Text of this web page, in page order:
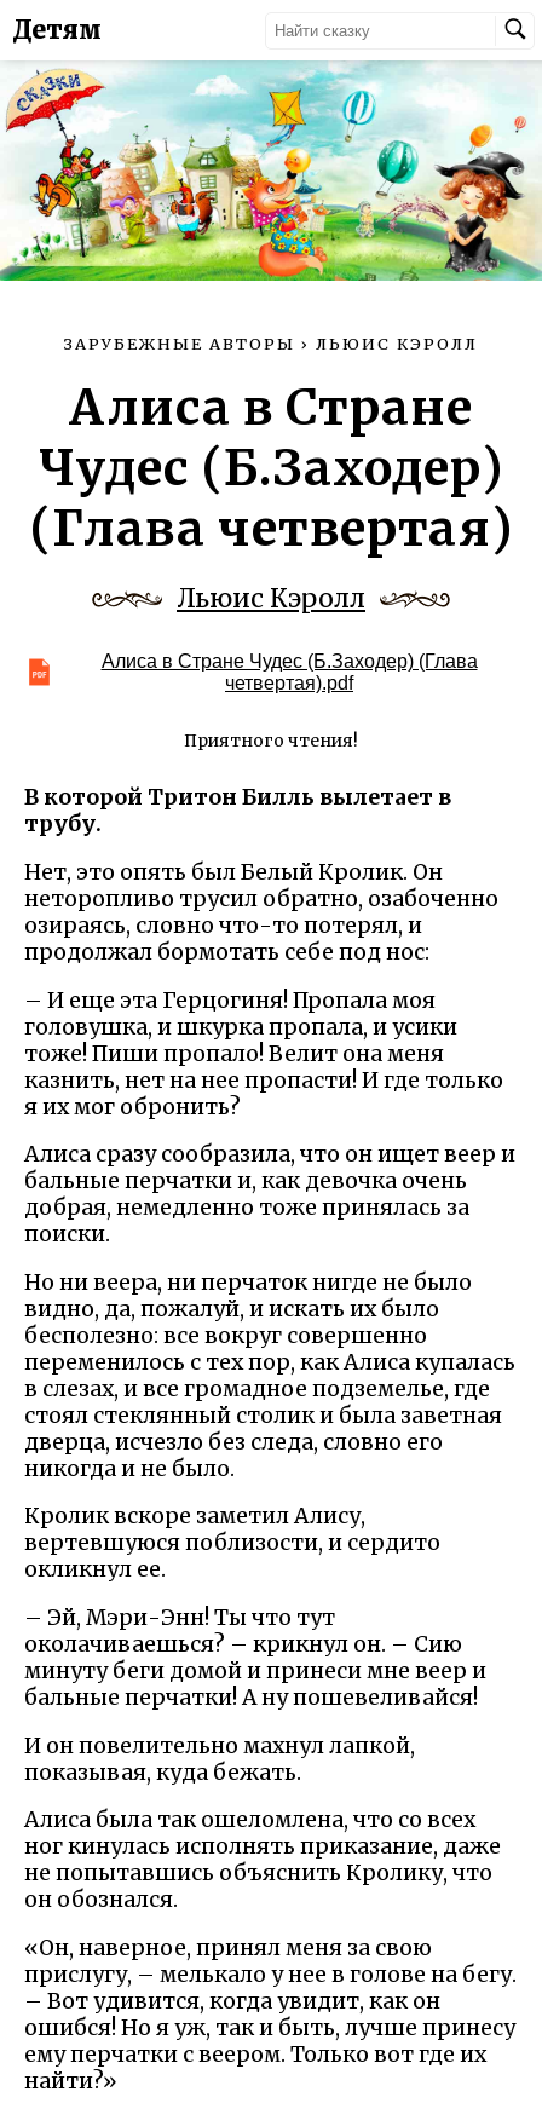
Детям
ЗАРУБЕЖНЫЕ АВТОРЫ › ЛЬЮИС КЭРОЛЛ
Алиса в Стране
Чудес (Б.Заходер)
(Глава четвертая)
Льюис Кэролл
Алиса в Стране Чудес (Б.Заходер) (Глава
четвертая).pdf
Приятного чтения!
В которой Тритон Билль вылетает в
трубу.
Нет, это опять был Белый Кролик. Он
неторопливо трусил обратно, озабоченно
озираясь, словно что-то потерял, и
продолжал бормотать себе под нос:
– И еще эта Герцогиня! Пропала моя
головушка, и шкурка пропала, и усики
тоже! Пиши пропало! Велит она меня
казнить, нет на нее пропасти! И где только
я их мог обронить?
Алиса сразу сообразила, что он ищет веер и
бальные перчатки и, как девочка очень
добрая, немедленно тоже принялась за
поиски.
Но ни веера, ни перчаток нигде не было
видно, да, пожалуй, и искать их было
бесполезно: все вокруг совершенно
переменилось с тех пор, как Алиса купалась
в слезах, и все громадное подземелье, где
стоял стеклянный столик и была заветная
дверца, исчезло без следа, словно его
никогда и не было.
Кролик вскоре заметил Алису,
вертевшуюся поблизости, и сердито
окликнул ее.
– Эй, Мэри-Энн! Ты что тут
околачиваешься? – крикнул он. – Сию
минуту беги домой и принеси мне веер и
бальные перчатки! А ну пошевеливайся!
И он повелительно махнул лапкой,
показывая, куда бежать.
Алиса была так ошеломлена, что со всех
ног кинулась исполнять приказание, даже
не попытавшись объяснить Кролику, что
он обознался.
«Он, наверное, принял меня за свою
прислугу, – мелькало у нее в голове на бегу.
– Вот удивится, когда увидит, как он
ошибся! Но я уж, так и быть, лучше принесу
ему перчатки с веером. Только вот где их
найти?»